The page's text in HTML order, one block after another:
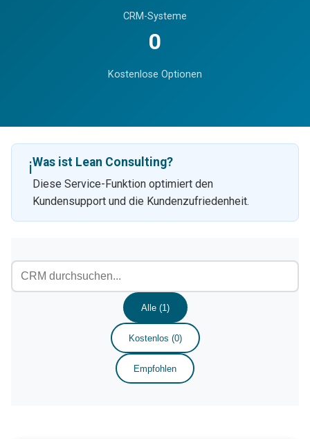
CRM-Systeme
0
Kostenlose Optionen
ℹ️Was ist Lean Consulting?
Diese Service-Funktion optimiert den
Kundensupport und die Kundenzufriedenheit.
Alle (1)
Kostenlos (0)
Empfohlen